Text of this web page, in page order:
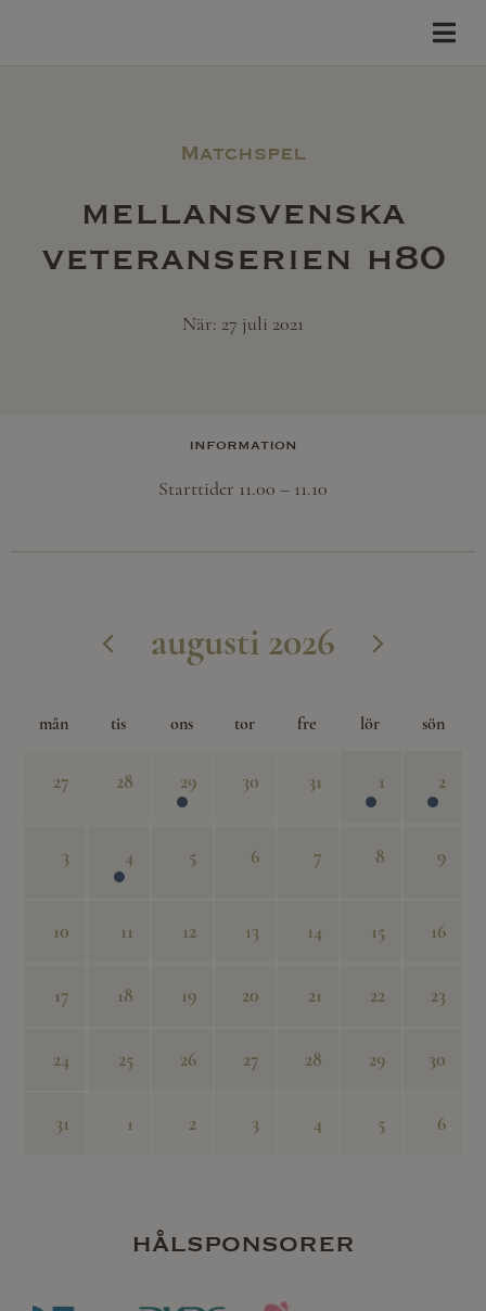
Matchspel
mellansvenska
veteranserien h80
När: 27 juli 2021
information
Starttider 11.00 – 11.10
augusti 2026
mån tis ons tor fre lör sön
27 28 29 30 31 1 2
3 4 5 6 7 8 9
10 11 12 13 14 15 16
17 18 19 20 21 22 23
24 25 26 27 28 29 30
31 1 2 3 4 5 6
hålsponsorer